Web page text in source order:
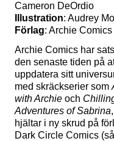
Cameron DeOrdio
Illustration: Audrey
Förlag: Archie Comics
Archie Comics har
den senaste tiden på
uppdatera sitt
med skräckserier som
with Archie och
Adventures of Sabrina
hjältar i ny skrud på
Dark Circle Comics